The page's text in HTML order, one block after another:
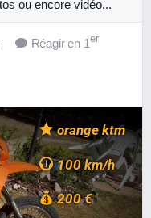
ou encore vidéo...
Réagir en 1 er
orange ktm
100 km/h
200 €